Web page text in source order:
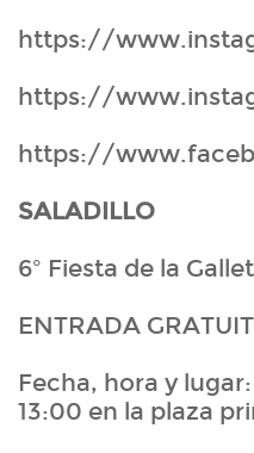
https://
https://
https://
SALADILLO
6º Fiesta de la
ENTRADA
Fecha, hora y
13:00 en la plaza